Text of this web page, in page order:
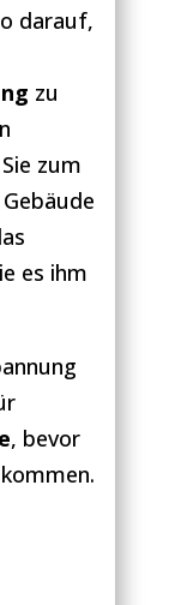
darauf,
zu
zum
es ihm
, bevor